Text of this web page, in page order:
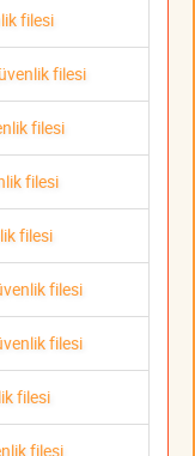
filesi
filesi
filesi
filesi
filesi
filesi
filesi
filesi
filesi